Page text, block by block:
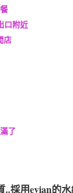
口附近
店
了
..採用evian的